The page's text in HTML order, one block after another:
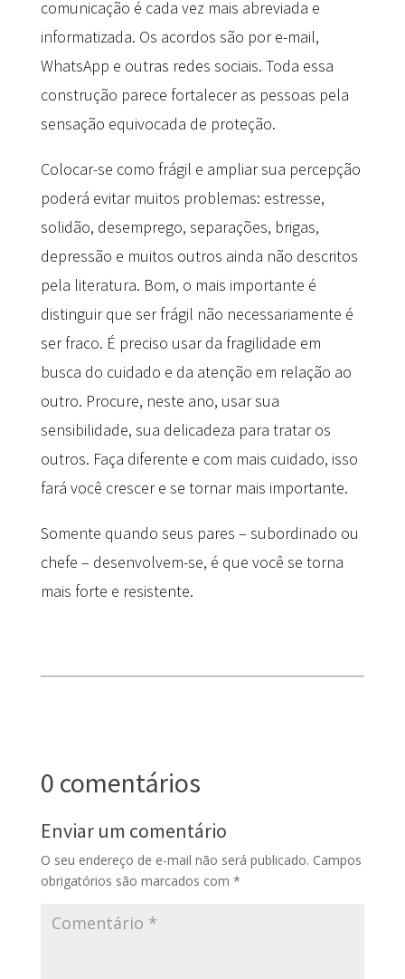
comunicação é cada vez mais abreviada e
informatizada. Os acordos são por e-mail,
WhatsApp e outras redes sociais. Toda essa
construção parece fortalecer as pessoas pela
sensação equivocada de proteção.
Colocar-se como frágil e ampliar sua percepção
poderá evitar muitos problemas: estresse,
solidão, desemprego, separações, brigas,
depressão e muitos outros ainda não descritos
pela literatura. Bom, o mais importante é
distinguir que ser frágil não necessariamente é
ser fraco. É preciso usar da fragilidade em
busca do cuidado e da atenção em relação ao
outro. Procure, neste ano, usar sua
sensibilidade, sua delicadeza para tratar os
outros. Faça diferente e com mais cuidado, isso
fará você crescer e se tornar mais importante.
Somente quando seus pares – subordinado ou
chefe – desenvolvem-se, é que você se torna
mais forte e resistente.
0 comentários
Enviar um comentário
O seu endereço de e-mail não será publicado. Campos
obrigatórios são marcados com *